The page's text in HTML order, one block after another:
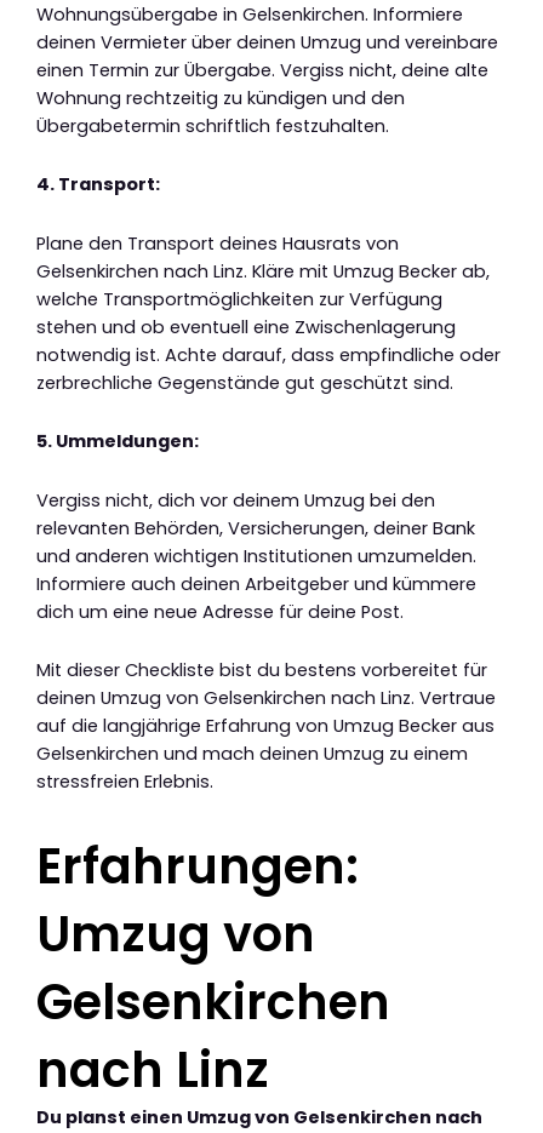
Wohnungsübergabe in Gelsenkirchen. Informiere
deinen Vermieter über deinen Umzug und vereinbare
einen Termin zur Übergabe. Vergiss nicht, deine alte
Wohnung rechtzeitig zu kündigen und den
Übergabetermin schriftlich festzuhalten.
4. Transport:
Plane den Transport deines Hausrats von
Gelsenkirchen nach Linz. Kläre mit Umzug Becker ab,
welche Transportmöglichkeiten zur Verfügung
stehen und ob eventuell eine Zwischenlagerung
notwendig ist. Achte darauf, dass empfindliche oder
zerbrechliche Gegenstände gut geschützt sind.
5. Ummeldungen:
Vergiss nicht, dich vor deinem Umzug bei den
relevanten Behörden, Versicherungen, deiner Bank
und anderen wichtigen Institutionen umzumelden.
Informiere auch deinen Arbeitgeber und kümmere
dich um eine neue Adresse für deine Post.
Mit dieser Checkliste bist du bestens vorbereitet für
deinen Umzug von Gelsenkirchen nach Linz. Vertraue
auf die langjährige Erfahrung von Umzug Becker aus
Gelsenkirchen und mach deinen Umzug zu einem
stressfreien Erlebnis.
Erfahrungen:
Umzug von
Gelsenkirchen
nach Linz
Du planst einen Umzug von Gelsenkirchen nach